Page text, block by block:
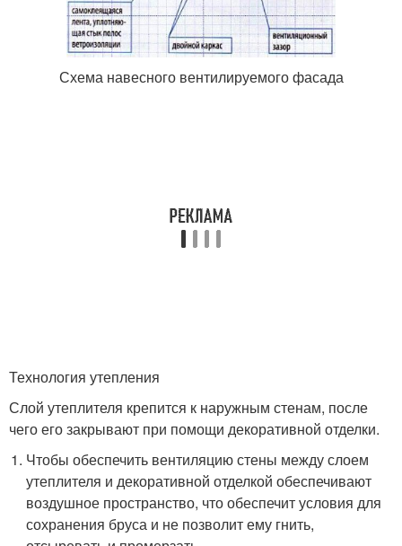
Схема навесного вентилируемого фасада
Технология утепления
Слой утеплителя крепится к наружным стенам, после
чего его закрывают при помощи декоративной отделки.
Чтобы обеспечить вентиляцию стены между слоем
утеплителя и декоративной отделкой обеспечивают
воздушное пространство, что обеспечит условия для
сохранения бруса и не позволит ему гнить,